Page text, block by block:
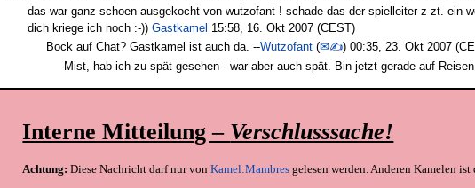
das war ganz schoen ausgekocht von wutzofant ! schade das der spielleiter z zt.
dich kriege ich noch :-))Gastkamel 15:58, 16. Okt 2007 (CEST)
Bock auf Chat? Gastkamel ist auch da. --Wutzofant(✉✍) 00:35, 23. Okt 2007
Mist, hab ich zu spät gesehen - war aber auch spät. Bin jetzt gerade auf
Interne Mitteilung – Verschlusssache!
Achtung: Diese Nachricht darf nur vonKamel:Mambres gelesen werden. Anderen Kamelen